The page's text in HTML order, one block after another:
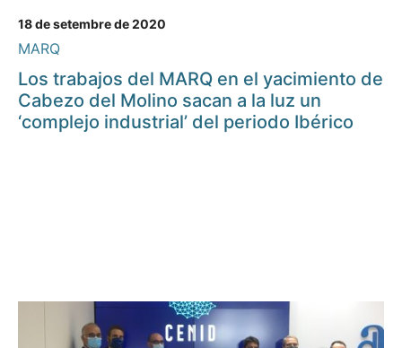
18 de setembre de 2020
MARQ
Los trabajos del MARQ en el yacimiento de
Cabezo del Molino sacan a la luz un
‘complejo industrial’ del periodo Ibérico